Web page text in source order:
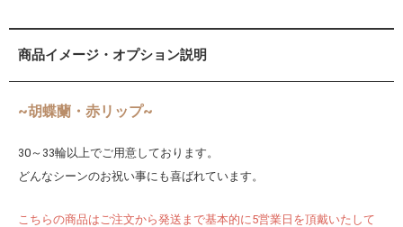
商品イメージ・オプション説明
~胡蝶蘭・赤リップ~
30～33輪以上でご用意しております。
どんなシーンのお祝い事にも喜ばれています。
こちらの商品はご注文から発送まで基本的に5営業日を頂戴いたして